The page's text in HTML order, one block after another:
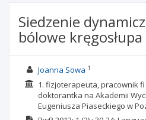
Siedzenie
bólowe kręgosłupa
Joanna Sowa 1
1. fizjoterapeuta, pracownik fi
doktorantka na Akademii
Eugeniusza Piaseckiego w